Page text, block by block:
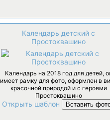
Календарь детский с
Простоквашино
Календарь на 2018 год для детей,
имеет рамку для фото, оформлен в
красочной природой и с героями
Простоквашино
Открыть шаблон Вставить